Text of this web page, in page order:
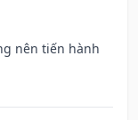
nên tiến hành